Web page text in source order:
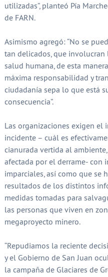
utilizadas”, planteó Pía
de FARN.
Asimismo agregó: “No se
tan delicados, que
salud humana, de esta
máxima responsabilidad y
ciudadanía sepa lo que está
consecuencia”.
Las organizaciones exigen
incidente – cuál es
cianurada vertida al
afectada por el derrame- con
imparciales, así como que se
resultados de los distintos
medidas tomadas para
las personas que viven en
megaproyecto minero.
“Repudiamos la reciente
y el Gobierno de San Juan
la campaña de Glaciares de